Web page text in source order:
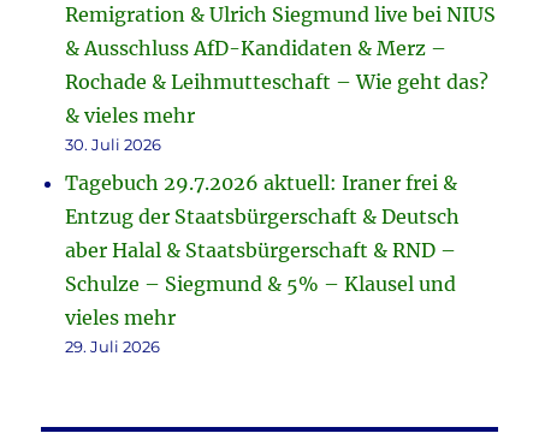
Remigration & Ulrich Siegmund live bei NIUS
& Ausschluss AfD-Kandidaten & Merz –
Rochade & Leihmutteschaft – Wie geht das?
& vieles mehr
30. Juli 2026
Tagebuch 29.7.2026 aktuell: Iraner frei &
Entzug der Staatsbürgerschaft & Deutsch
aber Halal & Staatsbürgerschaft & RND –
Schulze – Siegmund & 5% – Klausel und
vieles mehr
29. Juli 2026